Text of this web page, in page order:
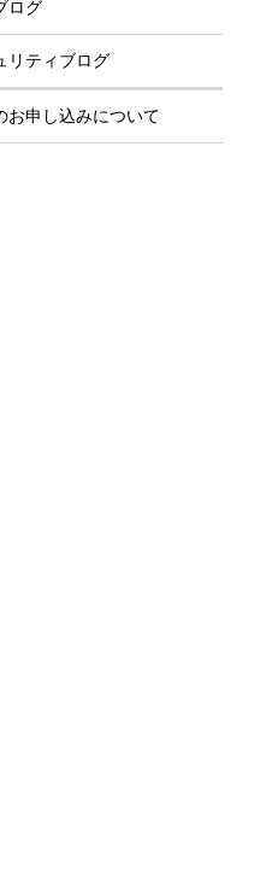
ログ
リティブログ
お申し込みについて